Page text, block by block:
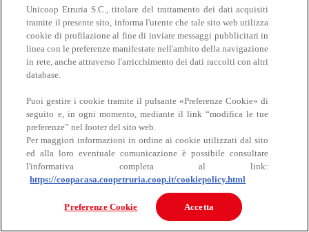
Carne
Carne
Bovino
Unicoop Etruria S.C., titolare del trattamento dei dati acquisiti
tramite il presente sito, informa l'utente che tale sito web utilizza
cookie di profilazione al fine di inviare messaggi pubblicitari in
linea con le preferenze manifestate nell'ambito della navigazione
in rete, anche attraverso l'arricchimento dei dati raccolti con altri
database.
Puoi gestire i cookie tramite il pulsante «Preferenze Cookie» di
seguito e, in ogni momento, mediante il link “modifica le tue
preferenze” nel footer del sito web.
Per maggiori informazioni in ordine ai cookie utilizzati dal sito
ed alla loro eventuale comunicazione è possibile consultare
l'informativa completa al link:
https://coopacasa.coopetruria.coop.it/cookiepolicy.html
Preferenze Cookie Accetta